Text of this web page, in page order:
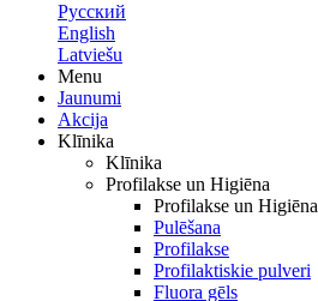
Русский
English
Latviešu
Menu
Jaunumi
Akcija
Klīnika
Klīnika
Profilakse un Higiēna
Profilakse un Higiēna
Pulēšana
Profilakse
Profilaktiskie pulveri
Fluora gēls